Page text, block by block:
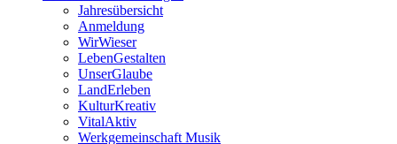
Jahresübersicht
Anmeldung
WirWieser
LebenGestalten
UnserGlaube
LandErleben
KulturKreativ
VitalAktiv
Werkgemeinschaft Musik